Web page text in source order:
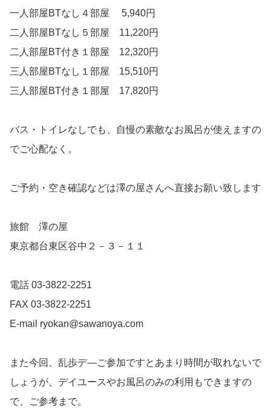
一人部屋BTなし４部屋 5,940円
二人部屋BTなし５部屋 11,220円
二人部屋BT付き１部屋 12,320円
三人部屋BTなし１部屋 15,510円
三人部屋BT付き１部屋 17,820円
バス・トイレなしでも、自慢の素敵なお風呂が使えますの
でご心配なく。
ご予約・空き確認などは澤の屋さんへ直接お願い致します
旅館 澤の屋
東京都台東区谷中２－３－１１
電話 03-3822-2251
FAX 03-3822-2251
E-mail ryokan@sawanoya.com
また今回、乱歩デ―ご参加ですとあまり時間が取れないで
しょうが、デイユースやお風呂のみの利用もできますの
で、ご参考まで。